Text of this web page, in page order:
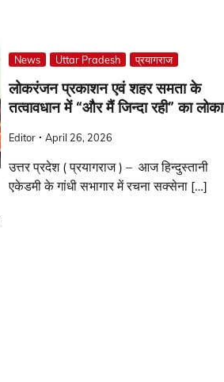
News Uttar Pradesh प्रयागराज
लोकरंजन प्रकाशन एवं शहर समता के
तत्वावधान में “और मैं जिन्दा रही” का
Editor April 26, 2026
उत्तर प्रदेश ( प्रयागराज ) – आज हिन्दुस्तानी
एकेडमी के गांधी सभागार में रचना सक्सेना […]